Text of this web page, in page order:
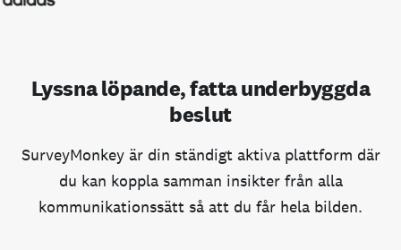
Lyssna löpande, fatta underbyggda
beslut
SurveyMonkey är din ständigt aktiva plattform där
du kan koppla samman insikter från alla
kommunikationssätt så att du får hela bilden.